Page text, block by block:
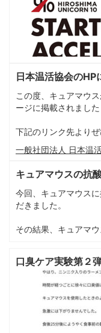
日本温活協会のHP
この度、キュアマウ
ージに掲載されました
下記のリンク先より
一般社団法人 日本温
キュアマウスの抗
今回、キュアマウス
だきました。
その結果、キュアマ
口臭ケア実験第２